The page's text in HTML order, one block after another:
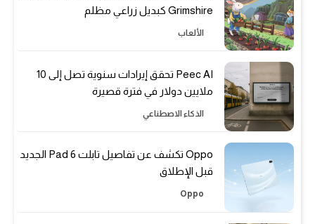
Grimshire كبديل زراعي مظلم
الألعاب
Peec AI تحقق إيرادات سنوية تصل إلى 10
ملايين دولار في فترة قصيرة
الذكاء الاصطناعي
Oppo تكشف عن تفاصيل تابلت Pad 6 الجديد
قبل الإطلاق
Oppo